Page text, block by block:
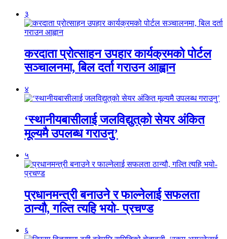
३
करदाता प्रोत्साहन उपहार कार्यक्रमको पोर्टल
सञ्चालनमा, बिल दर्ता गराउन आह्वान
४
‘स्थानीयबासीलाई जलविद्युत्‌को सेयर अंकित
मूल्यमै उपलब्ध गराउनु’
५
प्रधानमन्त्री बनाउने र फाल्नेलाई सफलता
ठान्यौ, गल्ति त्यहि भयो- प्रचण्ड
६